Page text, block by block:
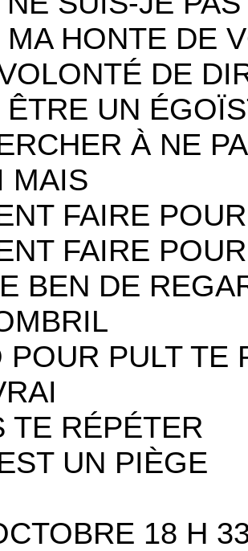
MA HONTE DE
DE
ÊTRE UN
À NE
MAIS
FAIRE
FAIRE
BEN DE
POUR PULT
TE RÉPÉTER
UN PIÈGE
18 H